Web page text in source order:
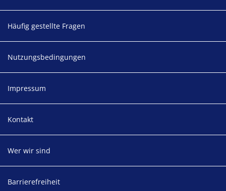
Häufig gestellte Fragen
Nutzungsbedingungen
Impressum
Kontakt
Wer wir sind
Barrierefreiheit